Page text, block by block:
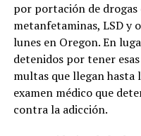
por portación de
metanfetaminas, LSD y
lunes en Oregon. En
detenidos por tener
multas que llegan hasta
examen médico que
contra la adicción.